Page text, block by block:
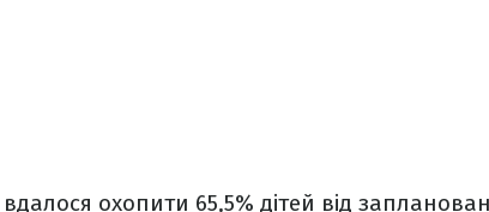
охопити 65,5% дітей від